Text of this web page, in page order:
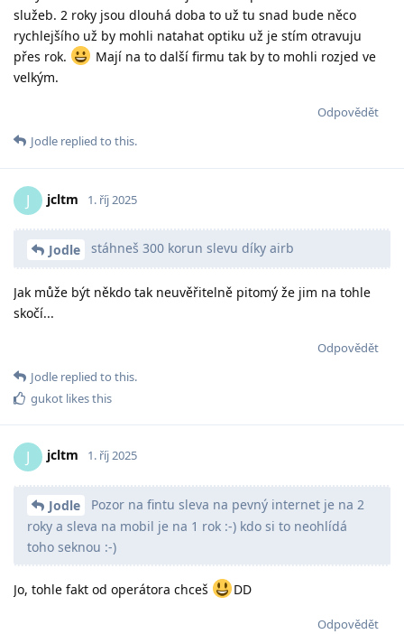
služeb. 2 roky jsou dlouhá doba to už tu snad bude něco
rychlejšího už by mohli natahat optiku už je stím otravuju
přes rok.
Mají na to další firmu tak by to mohli rozjed ve
velkým.
Odpovědět
Jodle replied to this.
J jcltm 1. říj 2025
Jodle stáhneš 300 korun slevu díky airb
Jak může být někdo tak neuvěřitelně pitomý že jim na tohle
skočí...
Odpovědět
Jodle replied to this.
gukot likes this
J jcltm 1. říj 2025
Jodle
Pozor na fintu sleva na pevný internet je na 2
roky a sleva na mobil je na 1 rok :-) kdo si to neohlídá
toho seknou :-)
Jo, tohle fakt od operátora chceš DD
Odpovědět